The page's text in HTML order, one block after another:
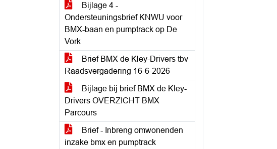
Bijlage 4 -
Ondersteuningsbrief KNWU voor
BMX-baan en pumptrack op De
Vork
Brief BMX de Kley-Drivers tbv
Raadsvergadering 16-6-2026
Bijlage bij brief BMX de Kley-
Drivers OVERZICHT BMX
Parcours
Brief - Inbreng omwonenden
inzake bmx en pumptrack